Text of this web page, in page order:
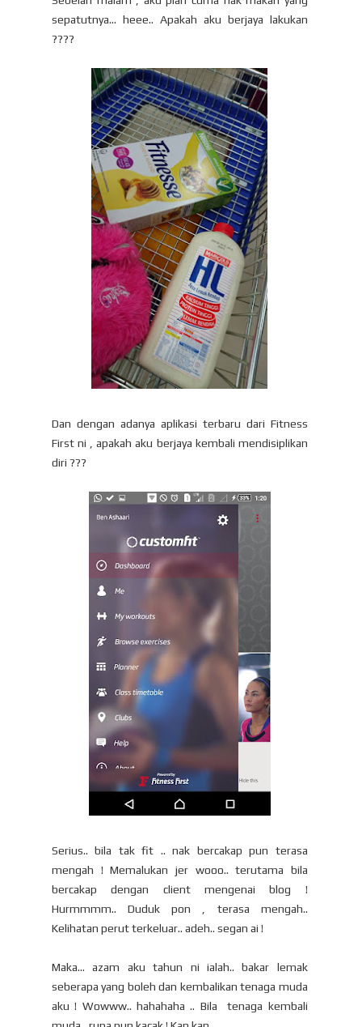
sepatutnya... heee.. Apakah aku berjaya lakukan
????
Dan dengan adanya aplikasi terbaru dari Fitness
First ni , apakah aku berjaya kembali mendisiplikan
diri ???
Serius.. bila tak fit .. nak bercakap pun terasa
mengah ! Memalukan jer wooo.. terutama bila
bercakap dengan client mengenai blog !
Hurmmmm.. Duduk pon , terasa mengah..
Kelihatan perut terkeluar.. adeh.. segan ai !
Maka... azam aku tahun ni ialah.. bakar lemak
seberapa yang boleh dan kembalikan tenaga muda
aku ! Wowww.. hahahaha .. Bila tenaga kembali